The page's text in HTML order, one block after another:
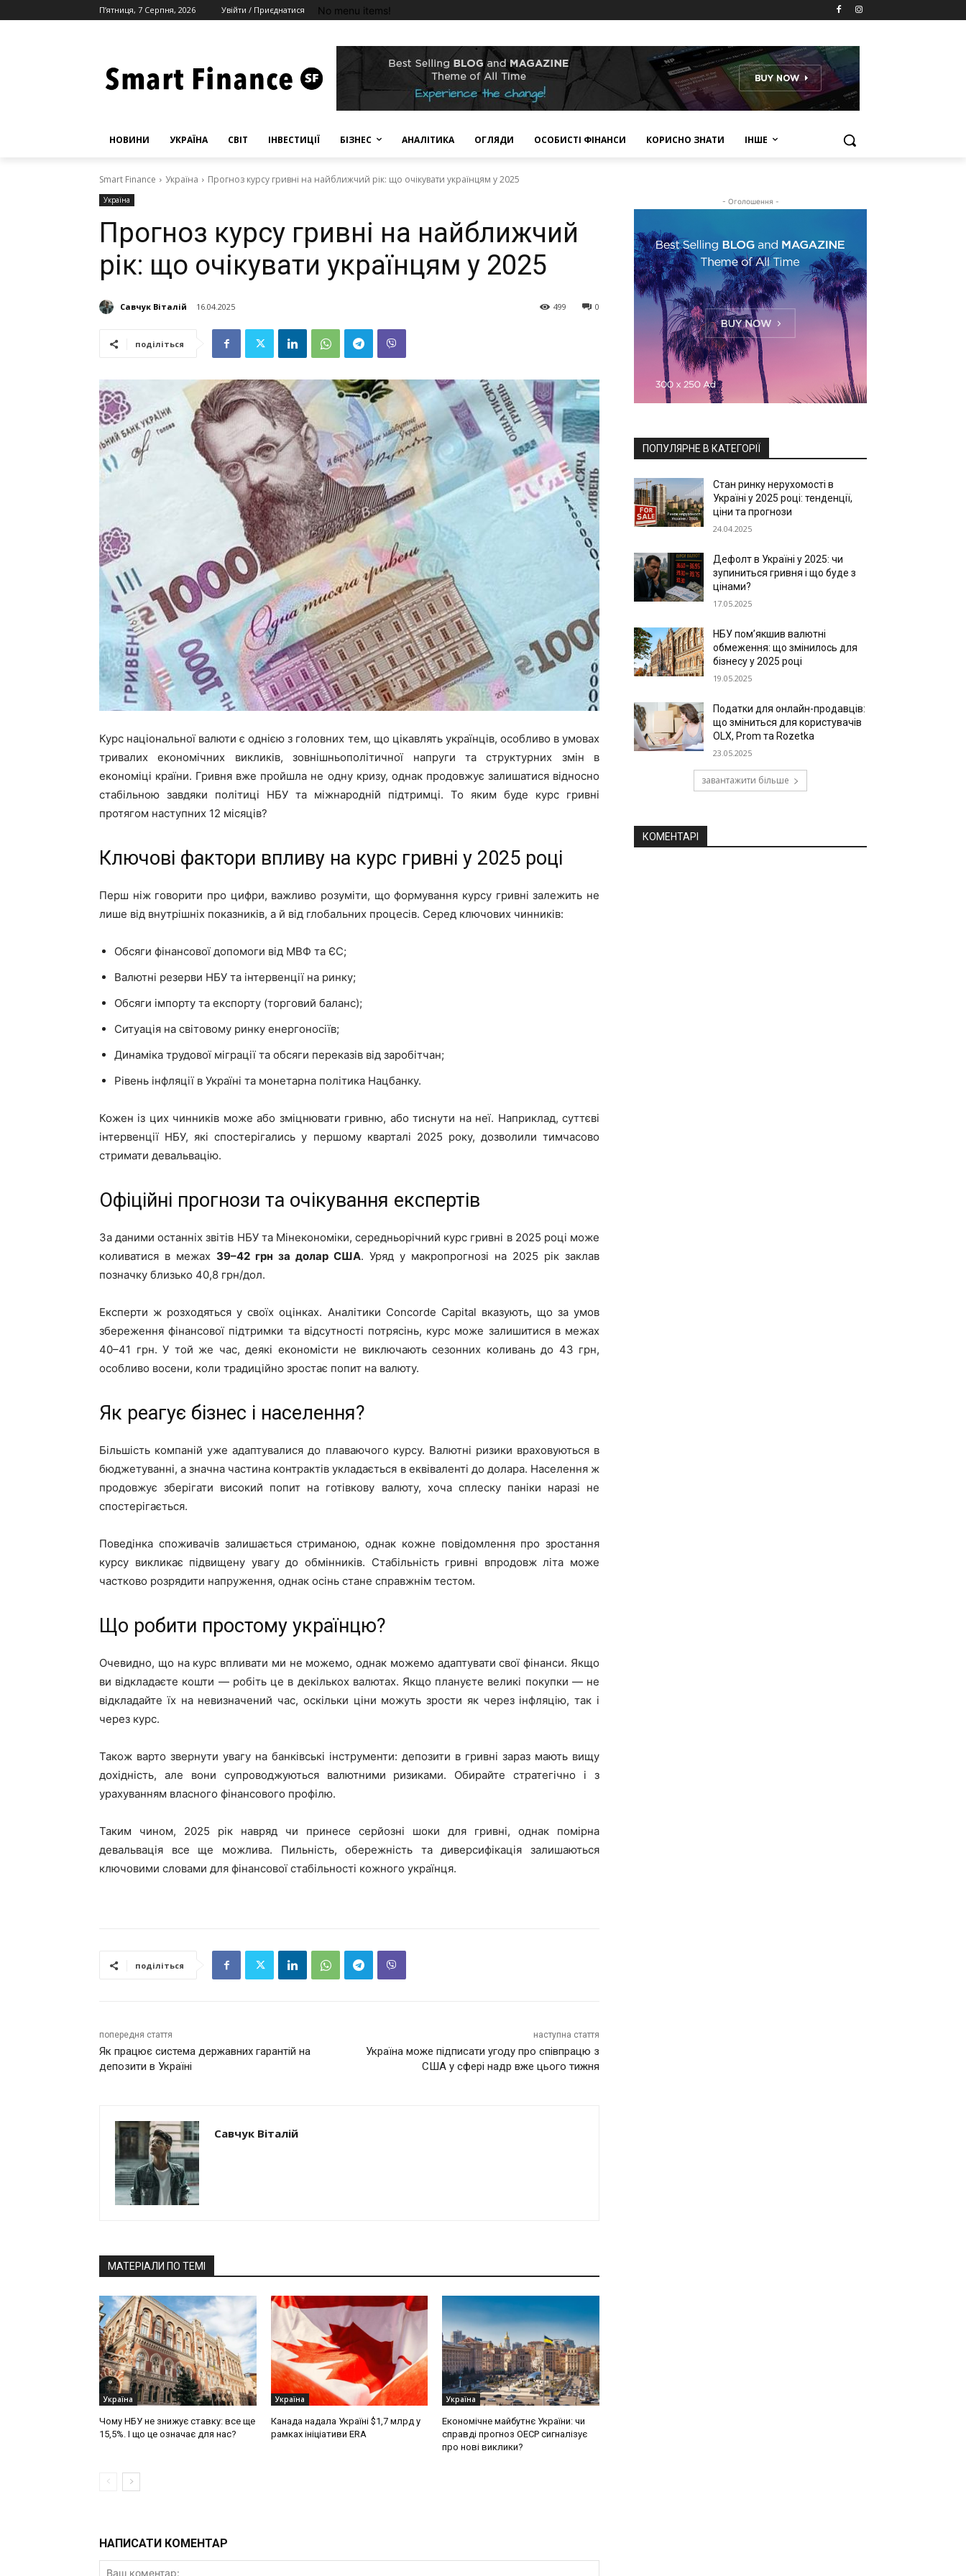
П’ятниця, 7 Серпня, 2026 Увійти / Приєднатися No menu items!
НОВИНИ УКРАЇНА СВІТ ІНВЕСТИЦІЇ БІЗНЕС АНАЛІТИКА ОГЛЯДИ ОСОБИСТІ ФІНАНСИ КОРИСНО ЗНАТИ ІНШЕ
Smart Finance Україна Прогноз курсу гривні на найближчий рік: що очікувати українцям у 2025
Україна
Прогноз курсу гривні на найближчий
рік: що очікувати українцям у 2025
Савчук Віталій 16.04.2025 0
499
поділіться
Курс національної валюти є однією з головних тем, що цікавлять українців, особливо в умовах
тривалих економічних викликів, зовнішньополітичної напруги та структурних змін в
економіці країни. Гривня вже пройшла не одну кризу, однак продовжує залишатися відносно
стабільною завдяки політиці НБУ та міжнародній підтримці. То яким буде курс гривні
протягом наступних 12 місяців?
Ключові фактори впливу на курс гривні у 2025 році
Перш ніж говорити про цифри, важливо розуміти, що формування курсу гривні залежить не
лише від внутрішніх показників, а й від глобальних процесів. Серед ключових чинників:
Обсяги фінансової допомоги від МВФ та ЄС;
Валютні резерви НБУ та інтервенції на ринку;
Обсяги імпорту та експорту (торговий баланс);
Ситуація на світовому ринку енергоносіїв;
Динаміка трудової міграції та обсяги переказів від заробітчан;
Рівень інфляції в Україні та монетарна політика Нацбанку.
Кожен із цих чинників може або зміцнювати гривню, або тиснути на неї. Наприклад, суттєві
інтервенції НБУ, які спостерігались у першому кварталі 2025 року, дозволили тимчасово
стримати девальвацію.
Офіційні прогнози та очікування експертів
За даними останніх звітів НБУ та Мінекономіки, середньорічний курс гривні в 2025 році може
коливатися в межах 39–42 грн за долар США. Уряд у макропрогнозі на 2025 рік заклав
позначку близько 40,8 грн/дол.
Експерти ж розходяться у своїх оцінках. Аналітики Concorde Capital вказують, що за умов
збереження фінансової підтримки та відсутності потрясінь, курс може залишитися в межах
40–41 грн. У той же час, деякі економісти не виключають сезонних коливань до 43 грн,
особливо восени, коли традиційно зростає попит на валюту.
Як реагує бізнес і населення?
Більшість компаній уже адаптувалися до плаваючого курсу. Валютні ризики враховуються в
бюджетуванні, а значна частина контрактів укладається в еквіваленті до долара. Населення ж
продовжує зберігати високий попит на готівкову валюту, хоча сплеску паніки наразі не
спостерігається.
Поведінка споживачів залишається стриманою, однак кожне повідомлення про зростання
курсу викликає підвищену увагу до обмінників. Стабільність гривні впродовж літа може
частково розрядити напруження, однак осінь стане справжнім тестом.
Що робити простому українцю?
Очевидно, що на курс впливати ми не можемо, однак можемо адаптувати свої фінанси. Якщо
ви відкладаєте кошти — робіть це в декількох валютах. Якщо плануєте великі покупки — не
відкладайте їх на невизначений час, оскільки ціни можуть зрости як через інфляцію, так і
через курс.
Також варто звернути увагу на банківські інструменти: депозити в гривні зараз мають вищу
дохідність, але вони супроводжуються валютними ризиками. Обирайте стратегічно і з
урахуванням власного фінансового профілю.
Таким чином, 2025 рік навряд чи принесе серйозні шоки для гривні, однак помірна
девальвація все ще можлива. Пильність, обережність та диверсифікація залишаються
ключовими словами для фінансової стабільності кожного українця.
поділіться
попередня стаття
Як працює система державних гарантій на
депозити в Україні
наступна стаття
Україна може підписати угоду про співпрацю з
США у сфері надр вже цього тижня
Савчук Віталій
МАТЕРІАЛИ ПО ТЕМІ
Україна
Чому НБУ не знижує ставку: все ще
15,5%. І що це означає для нас?
Україна
Канада надала Україні $1,7 млрд у
рамках ініціативи ERA
Україна
Економічне майбутнє України: чи
справді прогноз ОЕСР сигналізує
про нові виклики?
НАПИСАТИ КОМЕНТАР
- Оголошення -
ПОПУЛЯРНЕ В КАТЕГОРІЇ
Стан ринку нерухомості в
Україні у 2025 році: тенденції,
ціни та прогнози
24.04.2025
Дефолт в Україні у 2025: чи
зупиниться гривня і що буде з
цінами?
17.05.2025
НБУ пом’якшив валютні
обмеження: що змінилось для
бізнесу у 2025 році
19.05.2025
Податки для онлайн-продавців:
що зміниться для користувачів
OLX, Prom та Rozetka
23.05.2025
завантажити більше
КОМЕНТАРІ